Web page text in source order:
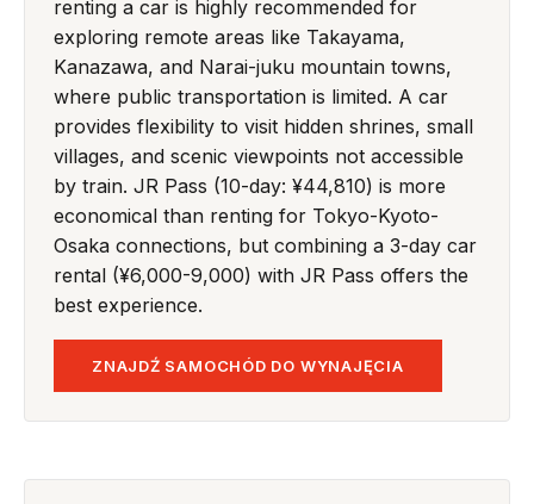
renting a car is highly recommended for
exploring remote areas like Takayama,
Kanazawa, and Narai-juku mountain towns,
where public transportation is limited. A car
provides flexibility to visit hidden shrines, small
villages, and scenic viewpoints not accessible
by train. JR Pass (10-day: ¥44,810) is more
economical than renting for Tokyo-Kyoto-
Osaka connections, but combining a 3-day car
rental (¥6,000-9,000) with JR Pass offers the
best experience.
ZNAJDŹ SAMOCHÓD DO WYNAJĘCIA